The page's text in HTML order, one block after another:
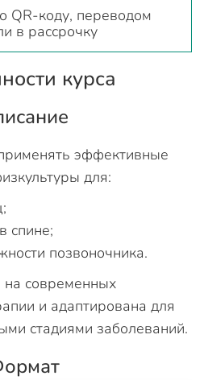
QR-коду, переводом
в рассрочку
курса
эффективные
для:
спине;
позвоночника.
современных
и адаптирована для
стадиями заболеваний.